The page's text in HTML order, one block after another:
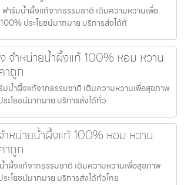
าร์มน้ำผึ้งแท้จากธรรมชาติ เติมความหวานเพื่อ
ประโยชน์มากมาย บริการส่งได้ทั่
จำหน่ายน้ำผึ้งแท้ 100% หอม หวาน
าถูก
น้ำผึ้งแท้จากธรรมชาติ เติมความหวานเพื่อสุขภาพ
ะโยชน์มากมาย บริการส่งได้ทั่ว
หน่ายน้ำผึ้งแท้ 100% หอม หวาน
าถูก
ผึ้งแท้จากธรรมชาติ เติมความหวานเพื่อสุขภาพ
ะโยชน์มากมาย บริการส่งได้ทั่วไทย